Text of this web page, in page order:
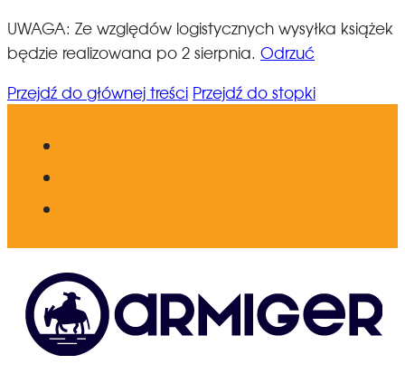
UWAGA: Ze względów logistycznych wysyłka książek
będzie realizowana po 2 sierpnia. Odrzuć
Przejdź do głównej treści Przejdź do stopki